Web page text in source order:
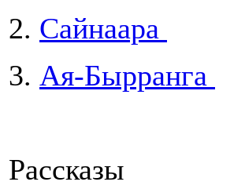
2. Сайнаара
3. Ая-Бырранга
Рассказы